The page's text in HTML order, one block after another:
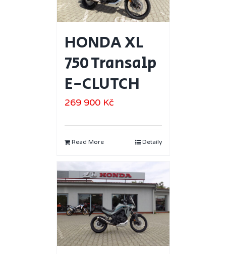
HONDA XL
750 Transalp
E-CLUTCH
269 900 Kč
Read More Detaily